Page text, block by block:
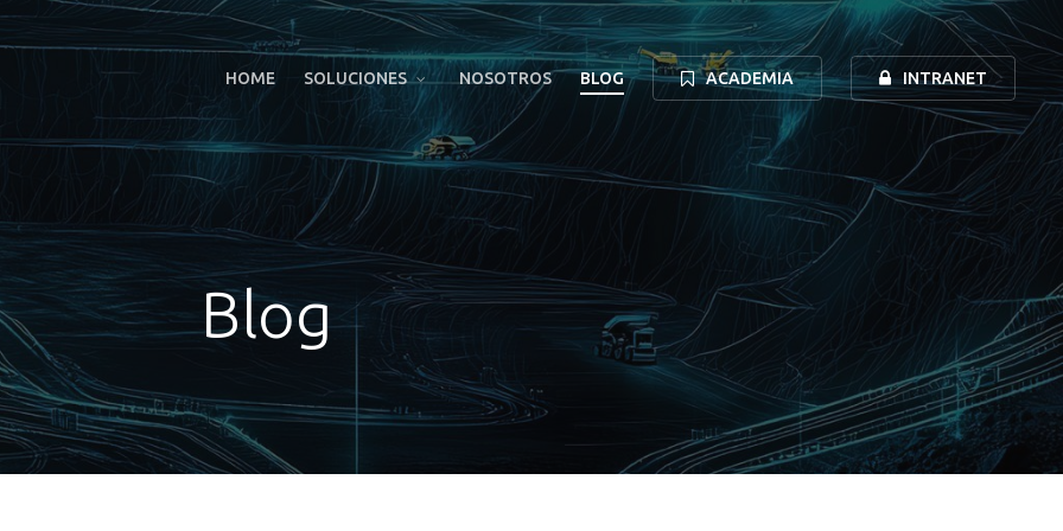
HOME SOLUCIONES NOSOTROS BLOG ACADEMIA INTRANET
Blog